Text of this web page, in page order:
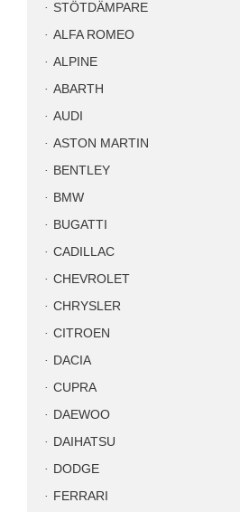
STÖTDÄMPARE
ALFA ROMEO
ALPINE
ABARTH
AUDI
ASTON MARTIN
BENTLEY
BMW
BUGATTI
CADILLAC
CHEVROLET
CHRYSLER
CITROEN
DACIA
CUPRA
DAEWOO
DAIHATSU
DODGE
FERRARI